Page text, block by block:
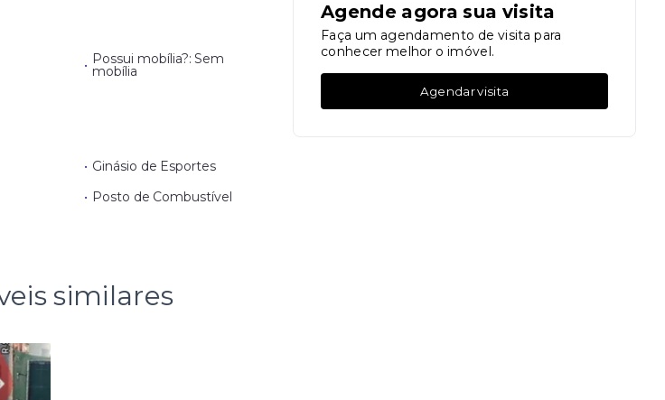
• Possui mobília?: Sem
mobília
• Ginásio de Esportes
• Posto de Combustível
Agende agora sua visita
Faça um agendamento de visita para
conhecer melhor o imóvel.
Agendar visita
similares